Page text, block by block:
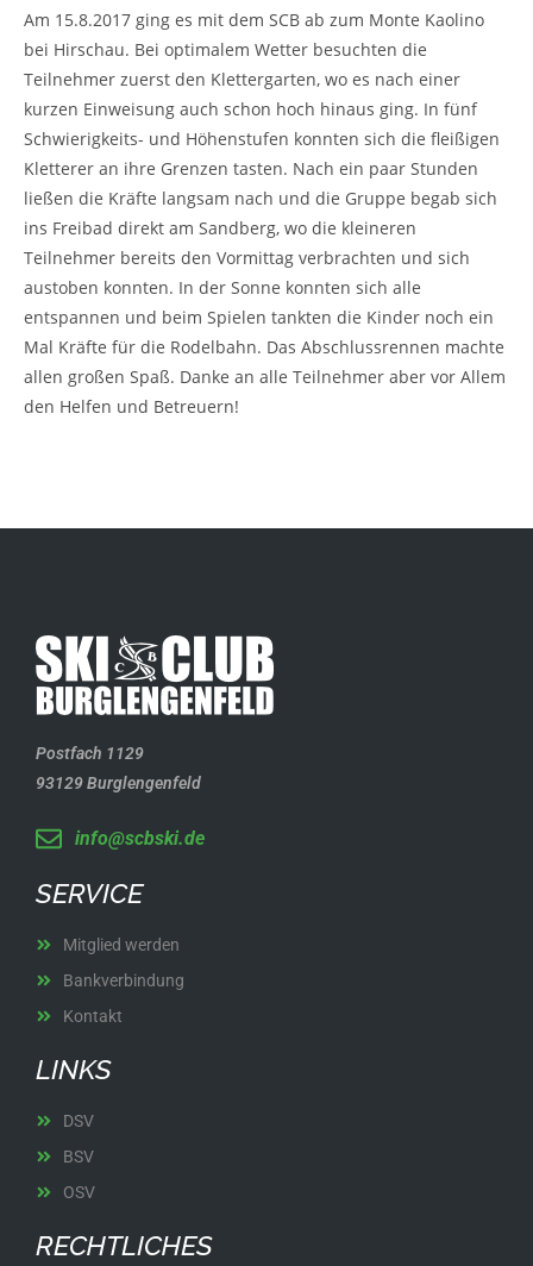
Am 15.8.2017 ging es mit dem SCB ab zum Monte Kaolino
bei Hirschau. Bei optimalem Wetter besuchten die
Teilnehmer zuerst den Klettergarten, wo es nach einer
kurzen Einweisung auch schon hoch hinaus ging. In fünf
Schwierigkeits- und Höhenstufen konnten sich die fleißigen
Kletterer an ihre Grenzen tasten. Nach ein paar Stunden
ließen die Kräfte langsam nach und die Gruppe begab sich
ins Freibad direkt am Sandberg, wo die kleineren
Teilnehmer bereits den Vormittag verbrachten und sich
austoben konnten. In der Sonne konnten sich alle
entspannen und beim Spielen tankten die Kinder noch ein
Mal Kräfte für die Rodelbahn. Das Abschlussrennen machte
allen großen Spaß. Danke an alle Teilnehmer aber vor Allem
den Helfen und Betreuern!
Postfach 1129
93129 Burglengenfeld
info@scbski.de
SERVICE
Mitglied werden
Bankverbindung
Kontakt
LINKS
DSV
BSV
OSV
RECHTLICHES